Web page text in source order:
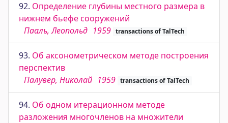
92. Определение глубины местного размера в
нижнем бьефе сооружений
Пааль, Леопольд 1959 transactions of TalTech
93. Об аксонометрическом методе построения
перспектив
Палувер, Николай 1959 transactions of TalTech
94. Об одном итерационном методе
разложения многочленов на множители